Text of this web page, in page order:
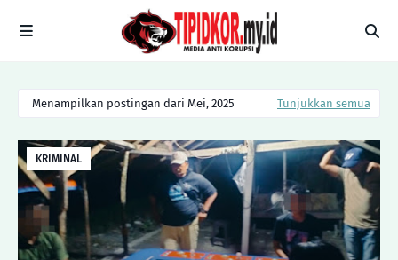
Menampilkan postingan dari Mei, 2025 Tunjukkan semua
KRIMINAL